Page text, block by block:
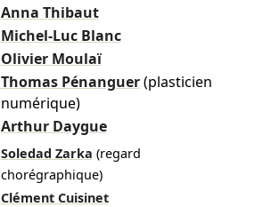
Anna Thibaut
Michel-Luc Blanc
Olivier Moulaï
Thomas Pénanguer (plasticien
numérique)
Arthur Daygue
Soledad Zarka (regard
chorégraphique)
Clément Cuisinet